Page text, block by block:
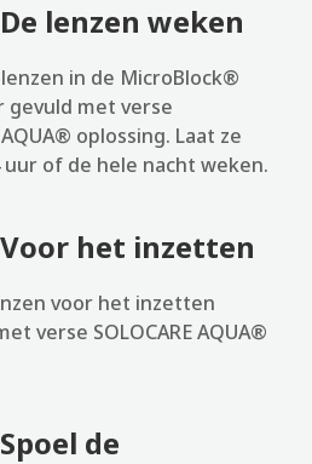
lenzen weken
in de MicroBlock®
gevuld met verse
AQUA® oplossing. Laat ze
of de hele nacht weken.
het inzetten
voor het inzetten
verse SOLOCARE AQUA®
de